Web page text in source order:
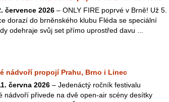
července 2026 – ONLY FIRE poprvé v Brně! Už 5.
dorazí do brněnského klubu Fléda se speciální
odehraje svůj set přímo uprostřed davu ...
nádvoří propojí Prahu, Brno i Linec
června 2026 – Jedenáctý ročník festivalu
nádvoří přivede na dvě open-air scény desítky